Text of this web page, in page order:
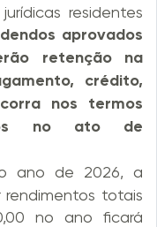
residentes
aprovados
retenção na
crédito,
nos termos
no ato de
ano de 2026, a
totais
no ano ficará